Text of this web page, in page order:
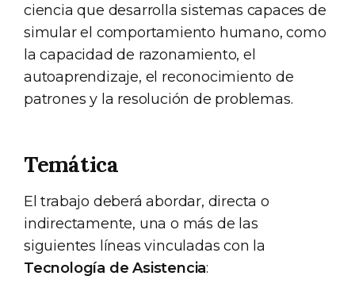
ciencia que desarrolla sistemas capaces de
simular el comportamiento humano, como
la capacidad de razonamiento, el
autoaprendizaje, el reconocimiento de
patrones y la resolución de problemas.
Temática
El trabajo deberá abordar, directa o
indirectamente, una o más de las
siguientes líneas vinculadas con la
Tecnología de Asistencia: